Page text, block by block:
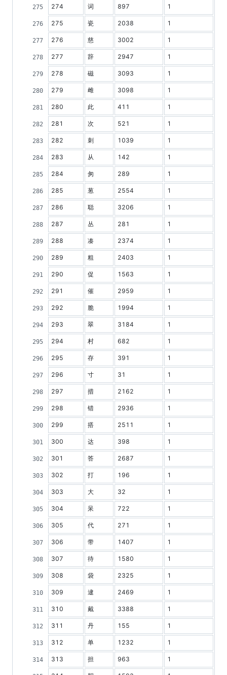
274 词 897 1
275 瓷 2038 1
276 慈 3002 1
277 辞 2947 1
278 磁 3093 1
279 雌 3098 1
280 此 411 1
281 次 521 1
282 刺 1039 1
283 从 142 1
284 匆 289 1
285 葱 2554 1
286 聪 3206 1
287 丛 281 1
288 凑 2374 1
289 粗 2403 1
290 促 1563 1
291 催 2959 1
292 脆 1994 1
293 翠 3184 1
294 村 682 1
295 存 391 1
296 寸 31 1
297 措 2162 1
298 错 2936 1
299 搭 2511 1
300 达 398 1
301 答 2687 1
302 打 196 1
303 大 32 1
304 呆 722 1
305 代 271 1
306 带 1407 1
307 待 1580 1
308 袋 2325 1
309 逮 2469 1
310 戴 3388 1
311 丹 155 1
312 单 1232 1
313 担 963 1